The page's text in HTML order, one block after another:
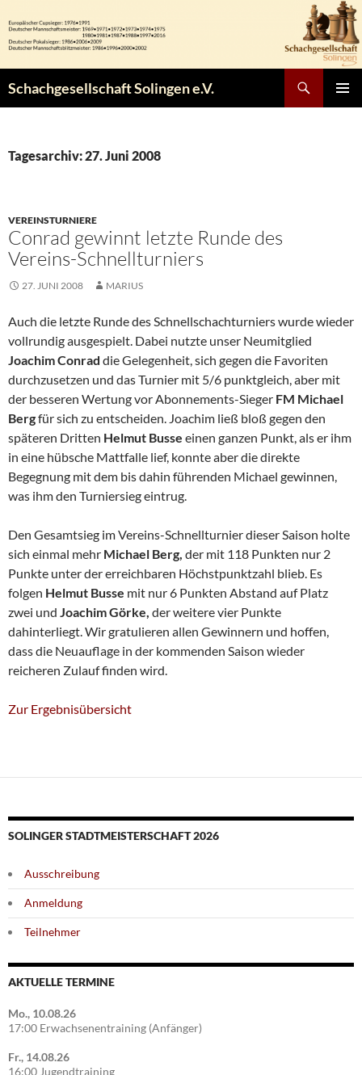
Inhalt
springen
Schachgesellschaft Solingen e.V.
Tagesarchiv: 27. Juni 2008
VEREINSTURNIERE
Conrad gewinnt letzte Runde des
Vereins-Schnellturniers
27. JUNI 2008 MARIUS
Auch die letzte Runde des Schnellschachturniers wurde wieder
vollrundig ausgespielt. Dabei nutzte unser Neumitglied
Joachim Conrad die Gelegenheit, sich gegen die Favoriten
durchzusetzen und das Turnier mit 5/6 punktgleich, aber mit
der besseren Wertung vor Abonnements-Sieger FM Michael
Bergfür sich zu entscheiden. Joachim ließ bloß gegen den
späteren Dritten Helmut Busse einen ganzen Punkt, als er ihm
in eine hübsche Mattfalle lief, konnte aber die direkte
Begegnung mit dem bis dahin führenden Michael gewinnen,
was ihm den Turniersieg eintrug.
Den Gesamtsieg im Vereins-Schnellturnier dieser Saison holte
sich einmal mehr Michael Berg, der mit 118 Punkten nur 2
Punkte unter der erreichbaren Höchstpunktzahl blieb. Es
folgen Helmut Busse mit nur 6 Punkten Abstand auf Platz
zwei und Joachim Görke, der weitere vier Punkte
dahinterliegt. Wir gratulieren allen Gewinnern und hoffen,
dass die Neuauflage in der kommenden Saison wieder
reicheren Zulauf finden wird.
Zur Ergebnisübersicht
SOLINGER STADTMEISTERSCHAFT 2026
Ausschreibung
Anmeldung
Teilnehmer
AKTUELLE TERMINE
Mo., 10.08.26
17:00 Erwachsenentraining (Anfänger)
Fr., 14.08.26
16:00 Jugendtraining